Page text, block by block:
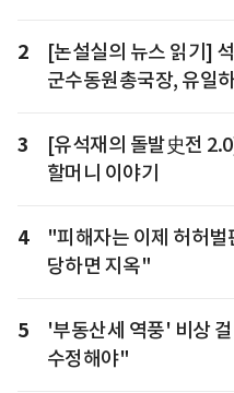
2
[논설실의 뉴스 읽기]
군수동원총국장, 유일
3
[유석재의 돌발史전
할머니 이야기
4
"피해자는 이제 허허
당하면 지옥"
5
'부동산세 역풍' 비상
수정해야"